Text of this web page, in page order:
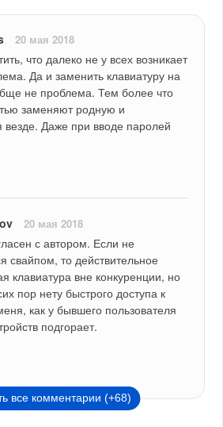
20 мая 2018
что далеко не у всех возникает
Да и заменить клавиатуру на
не проблема. Тем более что
заменяют родную и
везде. Даже при вводе паролей
20 мая 2018
с автором. Если не
свайпом, то действительное
клавиатура вне конкуренции, но
пор нету быстрого доступа к
как у бывшего пользователя
подгорает.
все комментарии (+68)